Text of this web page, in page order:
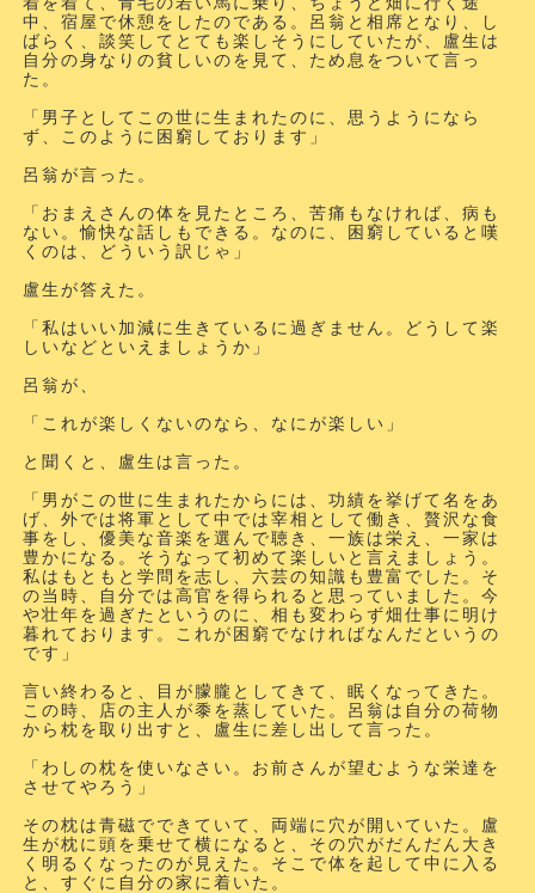
中、宿屋で休憩をしたのである。呂翁と相席となり、し
ばらく、談笑してとても楽しそうにしていたが、盧生は
自分の身なりの貧しいのを見て、ため息をついて言っ
た。
「男子としてこの世に生まれたのに、思うようになら
ず、このように困窮しております」
呂翁が言った。
「おまえさんの体を見たところ、苦痛もなければ、病も
ない。愉快な話しもできる。なのに、困窮していると嘆
くのは、どういう訳じゃ」
盧生が答えた。
「私はいい加減に生きているに過ぎません。どうして楽
しいなどといえましょうか」
呂翁が、
「これが楽しくないのなら、なにが楽しい」
と聞くと、盧生は言った。
「男がこの世に生まれたからには、功績を挙げて名をあ
げ、外では将軍として中では宰相として働き、贅沢な食
事をし、優美な音楽を選んで聴き、一族は栄え、一家は
豊かになる。そうなって初めて楽しいと言えましょう。
私はもともと学問を志し、六芸の知識も豊富でした。そ
の当時、自分では高官を得られると思っていました。今
や壮年を過ぎたというのに、相も変わらず畑仕事に明け
暮れております。これが困窮でなければなんだというの
です」
言い終わると、目が朦朧としてきて、眠くなってきた。
この時、店の主人が黍を蒸していた。呂翁は自分の荷物
から枕を取り出すと、盧生に差し出して言った。
「わしの枕を使いなさい。お前さんが望むような栄達を
させてやろう」
その枕は青磁でできていて、両端に穴が開いていた。盧
生が枕に頭を乗せて横になると、その穴がだんだん大き
く明るくなったのが見えた。そこで体を起して中に入る
と、すぐに自分の家に着いた。